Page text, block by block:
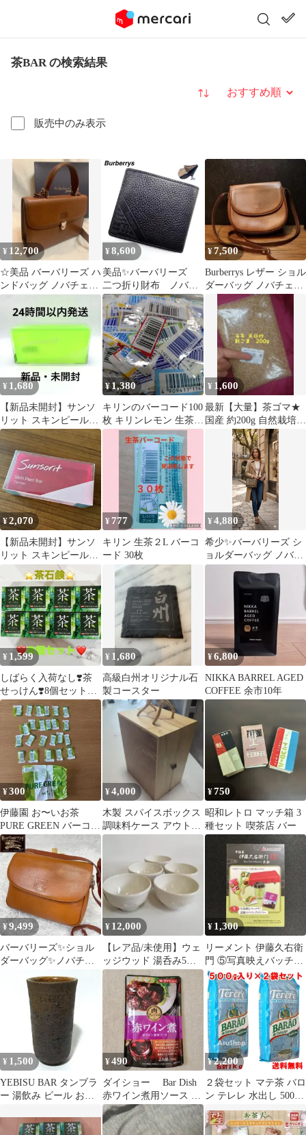
茶BAR の検索結果
販売中のみ表示
並び替え
¥ 12,700
☆美品 バーバリーズ ハ
ンドバッグ ノバチェッ
¥8,600
美品✨バーバリーズ
二つ折り財布 ノバチ
ェック ロゴ型押し
ブラック
¥7,500
Burberrys レザー ショル
ダーバッグ ノバチェッ
¥ 1,680
【新品未開封】サンソ
リット スキンピールバ
ー AHA 緑 1個
¥1,380
キリンのバーコード100
枚 キリンレモン 生茶
午後の紅茶 ミネラルウ
ォーター
¥ 1,600
最新【大量】茶ゴマ★
国産 約200g 自然栽培
天日炒り 【送料込み】
¥2,070
【新品未開封】サンソ
リット スキンピールバ
ー ティートゥリー 赤 1
¥ 777
キリン 生茶２L バーコ
ード 30枚
¥4,880
希少✨バーバリーズ シ
ョルダーバッグ ノバチ
ェック ホースロゴ イタ
¥ 1,599
しばらく入荷なし❣️茶
せっけん❣️8個セット❣️
クロバーコーポレーシ
ョン
¥ 1,680
高級白州オリジナル石
製コースター
¥6,800
NIKKA BARREL AGED
COFFEE 余市10年
¥300
伊藤園 お〜いお茶
PURE GREEN バーコー
ド 24枚
¥4,000
木製 スパイスボックス
調味料ケース アウトド
ア 収納
¥750
昭和レトロ マッチ箱 3
種セット 喫茶店 バー
¥9,499
バーバリーズ✨ショル
ダーバッグ✨ノバチェ
レザー✨ブラウン茶
¥ 12,000
【レア品/未使用】ウェ
ッジウッド 湯呑み5個
フェスティビティ
¥ 1,300
リーメント 伊藤久右衛
門 ⑤写真映えバッチ
リ！話題のパフェアイ
スバー
¥ 1,500
YEBISU BAR タンブラ
ー 湯飲み ビール お酒
¥490
ダイショー Bar Dish
赤ワイン煮用ソース 2
人前
¥2,200
２袋セット マテ茶 バロ
ン テレレ 水出し 500g×
２袋 ブラジル産 Erva
Mate ntural BARAO 賞